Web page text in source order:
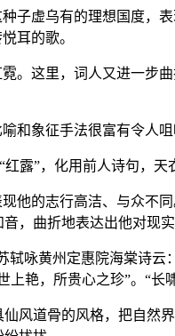
子虚乌有的理想国度，
耳的歌。
。这里，词人又进一步
和象征手法很富有令人咀
露”，化用前人诗句，天
他的志行高洁、与众不
，曲折地表达出他对现实
咏黄州定惠院海棠诗
艳，所贵心之珍”。“长
风道骨的风格，把自然